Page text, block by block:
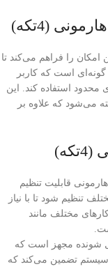
4 تکه است که این امکان را فراهم می‌کند تا
است که کاربر
محدود استفاده کند. این
می‌شود که علاوه بر
قابلیت تنظیم
تنظیم شود تا با نیاز
مختلف مانند
شونده مجهز است که
سیستم تضمین می‌کند که